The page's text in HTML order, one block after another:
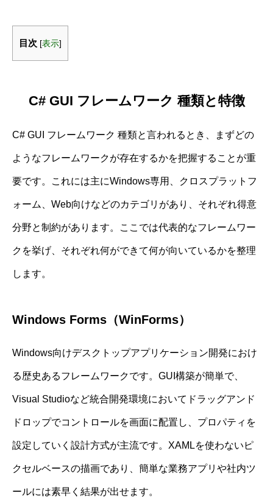
目次 [表示]
C# GUI フレームワーク 種類と特徴
C# GUI フレームワーク 種類と言われるとき、まずどの
ようなフレームワークが存在するかを把握することが重
要です。これには主にWindows専用、クロスプラットフ
ォーム、Web向けなどのカテゴリがあり、それぞれ得意
分野と制約があります。ここでは代表的なフレームワー
クを挙げ、それぞれ何ができて何が向いているかを整理
します。
Windows Forms（WinForms）
Windows向けデスクトップアプリケーション開発におけ
る歴史あるフレームワークです。GUI構築が簡単で、
Visual Studioなど統合開発環境においてドラッグアンド
ドロップでコントロールを画面に配置し、プロパティを
設定していく設計方式が主流です。XAMLを使わないピ
クセルベースの描画であり、簡単な業務アプリや社内ツ
ールには素早く結果が出せます。